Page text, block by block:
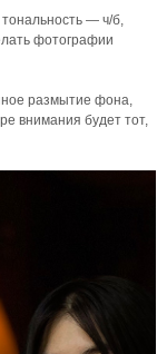
— ч/б,
фотографии
размытие фона,
внимания будет тот,